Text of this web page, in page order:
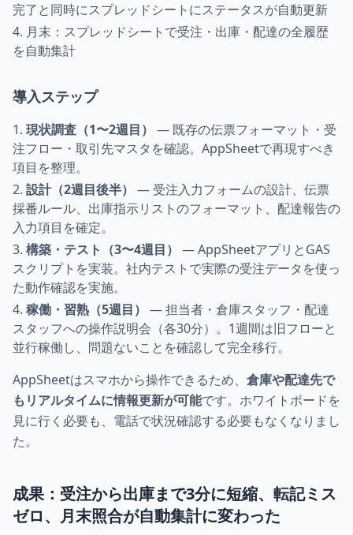
完了と同時にスプレッドシートにステータスが自動更新
月末：スプレッドシートで受注・出庫・配達の全履歴
を自動集計
導入ステップ
現状調査（1〜2週目） — 既存の伝票フォーマット・受
注フロー・取引先マスタを確認。AppSheetで再現すべき
項目を整理。
設計（2週目後半） — 受注入力フォームの設計、伝票
採番ルール、出庫指示リストのフォーマット、配達報告の
入力項目を確定。
構築・テスト（3〜4週目） — AppSheetアプリとGAS
スクリプトを実装。社内テストで実際の受注データを使っ
た動作確認を実施。
稼働・習熟（5週目） — 担当者・倉庫スタッフ・配達
スタッフへの操作説明会（各30分）。1週間は旧フローと
並行稼働し、問題ないことを確認して完全移行。
AppSheetはスマホから操作できるため、 倉庫や配達先で
もリアルタイムに情報更新が可能です。ホワイトボードを
見に行く必要も、電話で状況確認する必要もなくなりまし
た。
成果：受注から出庫まで3分に短縮、転記ミス
ゼロ、月末照合が自動集計に変わった